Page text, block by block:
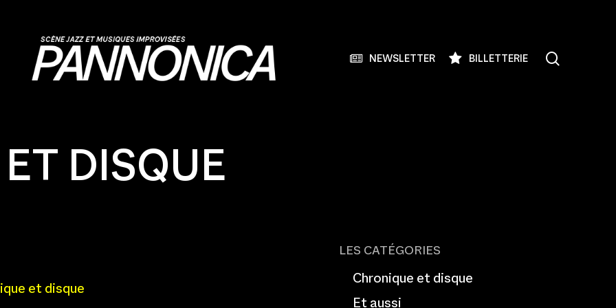
NEWSLETTER BILLETTERIE
DISQUE
et disque
LES CATÉGORIES
Chronique et disque
Et aussi